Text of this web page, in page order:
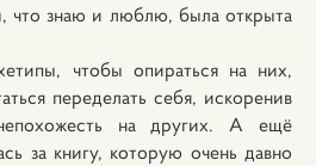
что знаю и люблю, была открыта
чтобы опираться на них,
переделать себя, искоренив
на других. А ещё
за книгу, которую очень давно